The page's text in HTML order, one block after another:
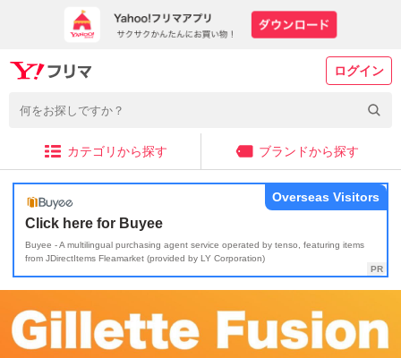
ログイン
カテゴリから探す ブランドから探す
Click here for Buyee
Buyee - A multilingual purchasing agent service operated by tenso, featuring items
from JDirectItems Fleamarket (provided by LY Corporation)
Overseas Visitors